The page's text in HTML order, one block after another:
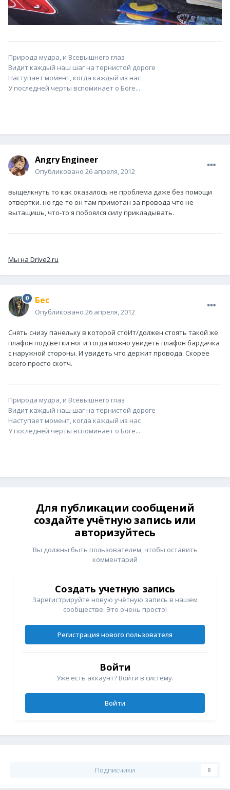
Природа мудра, и Всевышнего глаз
Видит каждый наш шаг на тернистой дороге
Наступает момент, когда каждый из нас
У последней черты вспоминает о Боге...
Angry Engineer
Опубликовано 26 апреля, 2012
выщелкнуть то как оказалось не проблема даже без помощи
отвертки. но где-то он там примотан за провода что не
вытащишь, что-то я побоялся силу прикладывать.
Мы на Drive2.ru
Бес
Опубликовано 26 апреля, 2012
Снять снизу панельку в которой стоИт/должен стоять такой же
плафон подсветки ног и тогда можно увидеть плафон бардачка
с наружной стороны. И увидеть что держит провода. Скорее
всего просто скотч.
Природа мудра, и Всевышнего глаз
Видит каждый наш шаг на тернистой дороге
Наступает момент, когда каждый из нас
У последней черты вспоминает о Боге...
Для публикации сообщений
создайте учётную запись или
авторизуйтесь
Вы должны быть пользователем, чтобы оставить
комментарий
Создать учетную запись
Зарегистрируйте новую учётную запись в нашем
сообществе. Это очень просто!
Регистрация нового пользователя
Войти
Уже есть аккаунт? Войти в систему.
Войти
Подписчики 0